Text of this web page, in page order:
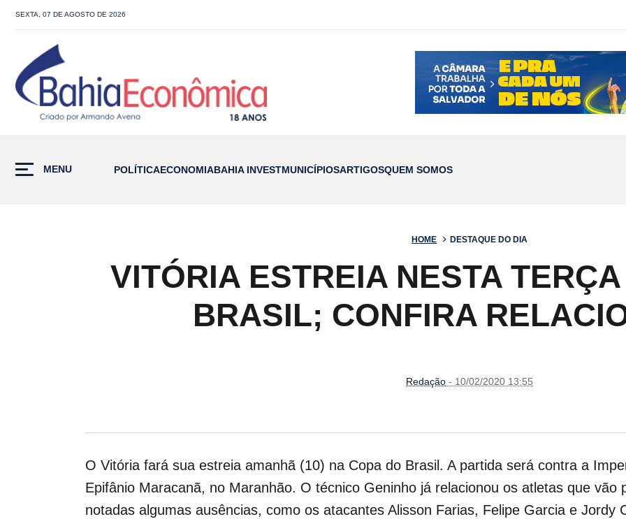
SEXTA, 07 DE AGOSTO DE 2026
MENU POLÍTICAECONOMIABAHIA INVESTMUNICÍPIOSARTIGOSQUEM SOMOS
HOME DESTAQUE DO DIA
VITÓRIA ESTREIA NESTA
BRASIL; CONFIRA
Redação - 10/02/2020 13:55
O Vitória fará sua estreia amanhã (10) na Copa do Brasil. A partida será contra a
Epifânio Maracanã, no Maranhão. O técnico Geninho já relacionou os atletas que vão
notadas algumas ausências, como os atacantes Alisson Farias, Felipe Garcia e Jordy